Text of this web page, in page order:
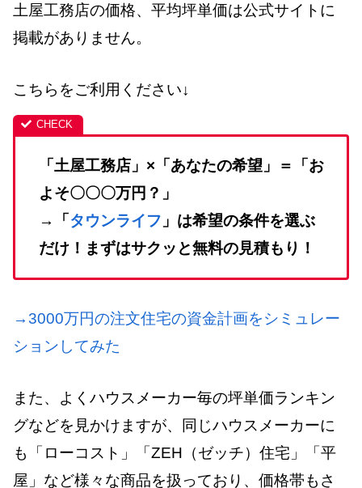
土屋工務店の価格、平均坪単価は公式サイトに
掲載がありません。
こちらをご利用ください↓
「土屋工務店」×「あなたの希望」＝「お
よそ〇〇〇万円？」
→「 タウンライフ 」は希望の条件を選ぶ
だけ！まずはサクッと無料の見積もり！
→3000万円の注文住宅の資金計画をシミュレー
ションしてみた
また、よくハウスメーカー毎の坪単価ランキン
グなどを見かけますが、同じハウスメーカーに
も「ローコスト」「ZEH（ゼッチ）住宅」「平
屋」など様々な商品を扱っており、価格帯もさ